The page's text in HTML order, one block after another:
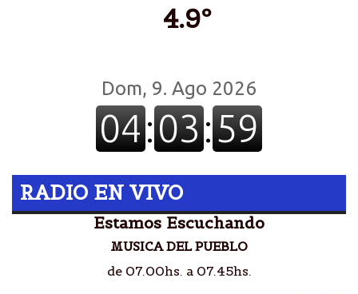
4.9º
RADIO EN VIVO
Estamos Escuchando
MUSICA DEL PUEBLO
de 07.00hs. a 07.45hs.